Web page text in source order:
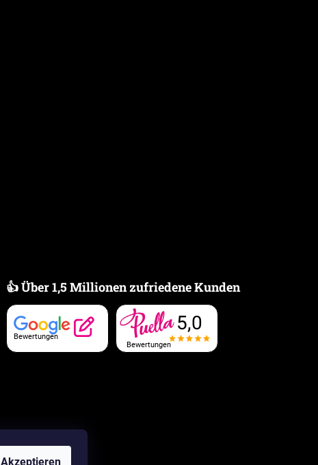
Akzeptieren
👍 Über 1,5 Millionen zufriedene Kunden
Bewertungen
Bewertungen
5,0